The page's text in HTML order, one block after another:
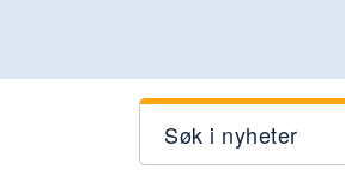
Søk i nyheter